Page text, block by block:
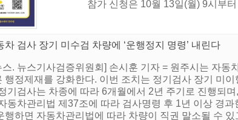
참가 신청은 10월 13일(월) 9시부
차 검사 장기 미수검 차량에 ‘운행정지 명령’ 내린다
스. 뉴스기사검증위원회] 손시훈 기자 = 원주시는 자
행정제재를 강화한다. 이번 조치는 정기검사 장기 미
기검사는 차종에 따라 6개월에서 2년 주기로 진행되
동차관리법 제37조에 따라 검사명령 후 1년 이상 경
행하면 자동차관리법에 따라 차량이 직권 말소될 수